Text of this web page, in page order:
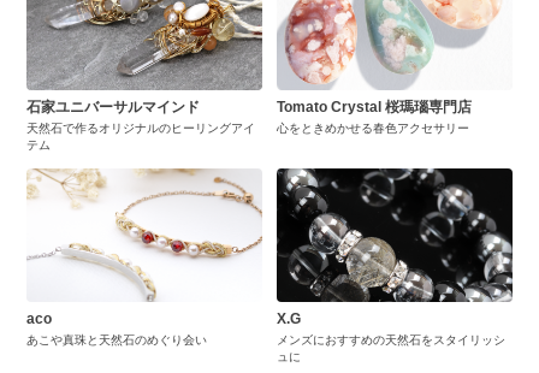
石家ユニバーサルマインド
天然石で作るオリジナルのヒーリングアイ
テム
Tomato Crystal 桜瑪瑙専門店
心をときめかせる春色アクセサリー
aco
あこや真珠と天然石のめぐり会い
X.G
メンズにおすすめの天然石をスタイリッシ
ュに